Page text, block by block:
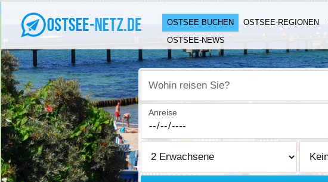
OSTSEE BUCHEN OSTSEE-REGIONEN
OSTSEE-NEWS
Wohin reisen Sie?
Anreise